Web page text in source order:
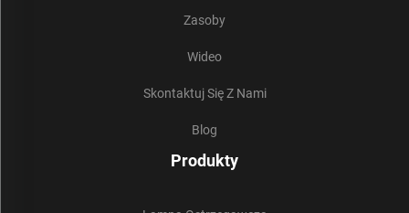
Zasoby
Wideo
Skontaktuj Się Z Nami
Blog
Produkty